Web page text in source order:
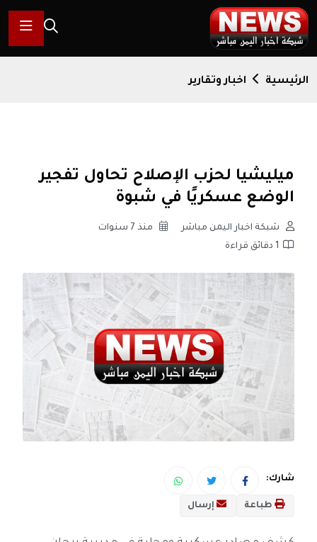
الرئيسية اخبار وتقارير
ميليشيا لحزب الإصلاح تحاول تفجير
الوضع عسكريًا في شبوة
شبكة اخبار اليمن مباشر
منذ 7 سنوات
1 دقائق قراءة
شارك:
طباعة إرسال